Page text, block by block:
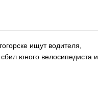
ищут водителя,
юного велосипедиста и